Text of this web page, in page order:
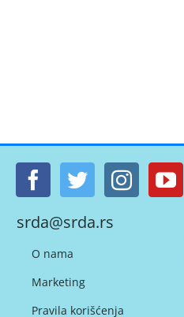
srda@srda.rs
O nama
Marketing
Pravila korišćenja